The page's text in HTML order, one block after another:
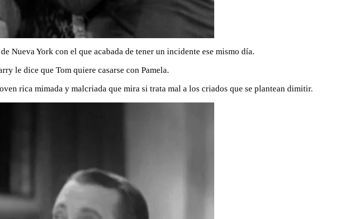
Nueva York con el que acabada de tener un incidente ese mismo día.
le dice que Tom quiere casarse con Pamela.
rica mimada y malcriada que mira si trata mal a los criados que se plantean dimitir.